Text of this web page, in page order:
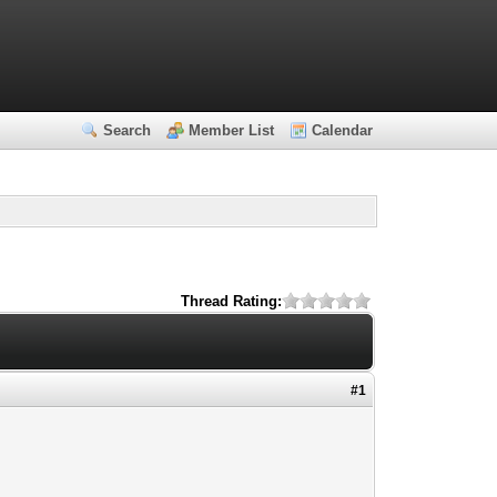
Search Member List Calendar
Thread Rating:
#1